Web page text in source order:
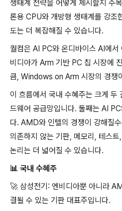
생태계 전략을 어떻게 제시할지 주
론용 CPU와 개방형 생태계를 강조
도는 더 복잡해질 수 있습니다.
퀄컴은 AI PC와 온디바이스 AI에서
비디아가 Arm 기반 PC 칩 시장에
큼, Windows on Arm 시장의 경쟁
이 흐름에서 국내 수혜주는 크게 두
드웨어 공급망입니다. 둘째는 AI
다. AMD와 인텔의 경쟁이 강해질
의존하지 않는 기판, 메모리, 테스트
논리는 더 넓어질 수 있습니다.
📊 국내 수혜주
🚀 삼성전기: 엔비디아뿐 아니라
결될 수 있는 기판 대표주입니다.